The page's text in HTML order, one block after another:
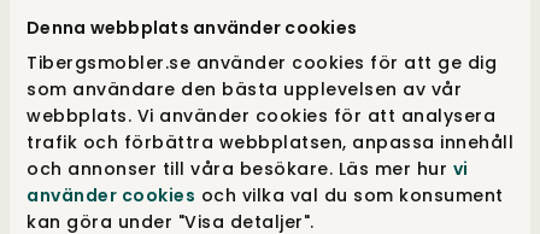
Denna webbplats använder cookies
Tibergsmobler.se använder cookies för att ge dig
som användare den bästa upplevelsen av vår
webbplats. Vi använder cookies för att analysera
trafik och förbättra webbplatsen, anpassa innehåll
och annonser till våra besökare. Läs mer hur vi
använder cookies och vilka val du som konsument
kan göra under "Visa detaljer".
drivkraft ligger i at tilbyde et unikt udvalg og
samtidig give merværdi i form af viden, følelse
og tilgængelighed. Vi er også udpræget
frihedselskere, der er utroligt omhyggelige
med alle vores indkøb, for at kunne tilbyde
stor valgfrihed i både stort og småt. Vi hæver
hele tiden barren for vores mål og bliver
aldrig trætte i vores bestræbelse på at øge